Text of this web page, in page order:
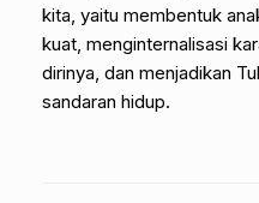
kita, yaitu membentuk
kuat, menginternalisasi
dirinya, dan menjadikan
sandaran hidup.